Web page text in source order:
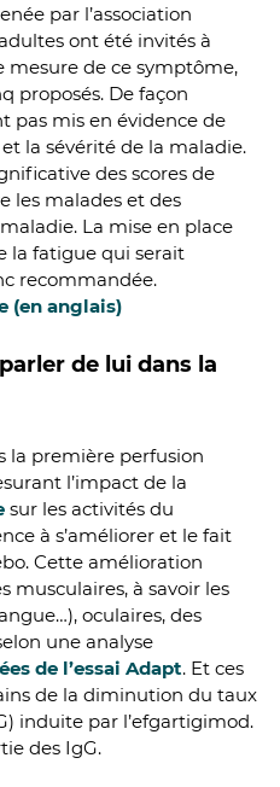
par l’association
ont été invités à
de ce symptôme,
proposés. De façon
pas mis en évidence de
la sévérité de la maladie.
des scores de
les malades et des
La mise en place
la fatigue qui serait
recommandée.
(en anglais)
de lui dans la
la première perfusion
l’impact de la
sur les activités du
à s’améliorer et le fait
Cette amélioration
musculaires, à savoir les
oculaires, des
une analyse
de l’essai Adapt. Et ces
de la diminution du taux
induite par l’efgartigimod.
des IgG.